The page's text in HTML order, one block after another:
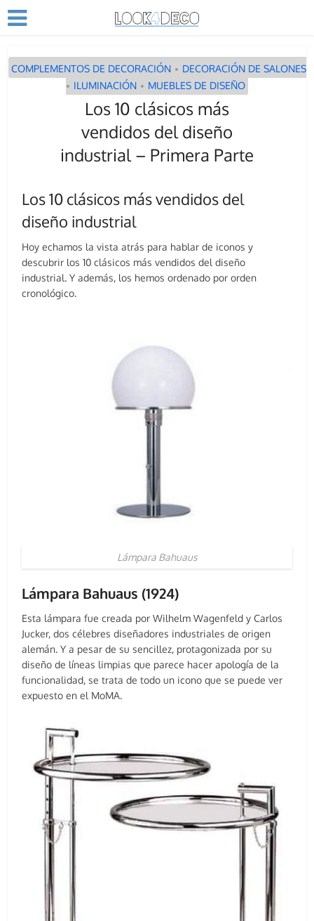
COMPLEMENTOS DE DECORACIÓN • DECORACIÓN DE SALONES
• ILUMINACIÓN • MUEBLES DE DISEÑO
Los 10 clásicos más
vendidos del diseño
industrial – Primera Parte
Los 10 clásicos más vendidos del
diseño industrial
Hoy echamos la vista atrás para hablar de iconos y
descubrir los 10 clásicos más vendidos del diseño
industrial. Y además, los hemos ordenado por orden
cronológico.
Lámpara Bahuaus
Lámpara Bahuaus (1924)
Esta lámpara fue creada por Wilhelm Wagenfeld y Carlos
Jucker, dos célebres diseñadores industriales de origen
alemán. Y a pesar de su sencillez, protagonizada por su
diseño de líneas limpias que parece hacer apología de la
funcionalidad, se trata de todo un icono que se puede ver
expuesto en el MoMA.